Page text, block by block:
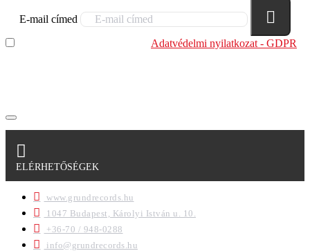
E-mail címed
Adatvédelmi nyilatkozat - GDPR
ELÉRHETŐSÉGEK
www.grundrecords.hu
1047 Budapest, Károlyi István u. 10.
+36-70 / 948-0288
info@grundrecords.hu